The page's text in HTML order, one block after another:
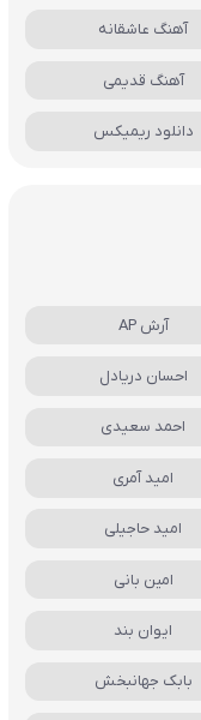
آهنگ عاشقانه
آهنگ قدیمی
دانلود ریمیکس
آرش AP
احسان دریادل
احمد سعیدی
امید آمری
امید حاجیلی
امین بانی
ایوان بند
بابک جهانبخش